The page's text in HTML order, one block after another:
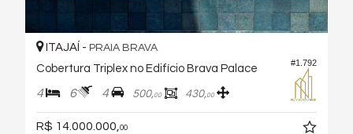
#1.792
ITAJAÍ - PRAIA BRAVA
Cobertura Triplex no Edifício Brava Palace
4 6 4 500,00 430,00
R$ 14.000.000,00